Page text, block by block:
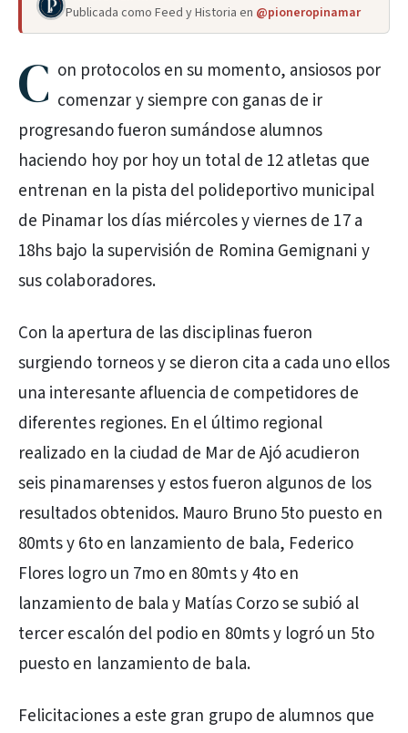
Publicada como Feed y Historia en @pioneropinamar
C on protocolos en su momento, ansiosos por
comenzar y siempre con ganas de ir
progresando fueron sumándose alumnos
haciendo hoy por hoy un total de 12 atletas que
entrenan en la pista del polideportivo municipal
de Pinamar los días miércoles y viernes de 17 a
18hs bajo la supervisión de Romina Gemignani y
sus colaboradores.
Con la apertura de las disciplinas fueron
surgiendo torneos y se dieron cita a cada uno ellos
una interesante afluencia de competidores de
diferentes regiones. En el último regional
realizado en la ciudad de Mar de Ajó acudieron
seis pinamarenses y estos fueron algunos de los
resultados obtenidos. Mauro Bruno 5to puesto en
80mts y 6to en lanzamiento de bala, Federico
Flores logro un 7mo en 80mts y 4to en
lanzamiento de bala y Matías Corzo se subió al
tercer escalón del podio en 80mts y logró un 5to
puesto en lanzamiento de bala.
Felicitaciones a este gran grupo de alumnos que